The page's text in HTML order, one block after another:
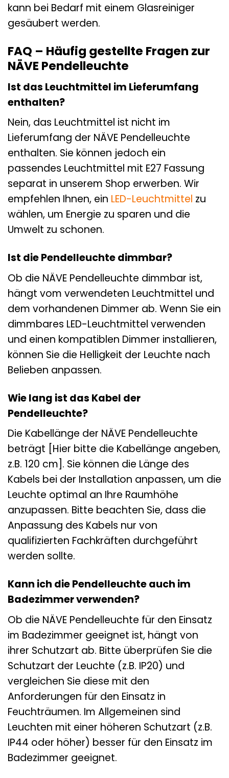
kann bei Bedarf mit einem Glasreiniger
gesäubert werden.
FAQ – Häufig gestellte Fragen zur
NÄVE Pendelleuchte
Ist das Leuchtmittel im Lieferumfang
enthalten?
Nein, das Leuchtmittel ist nicht im
Lieferumfang der NÄVE Pendelleuchte
enthalten. Sie können jedoch ein
passendes Leuchtmittel mit E27 Fassung
separat in unserem Shop erwerben. Wir
empfehlen Ihnen, ein LED-Leuchtmittel zu
wählen, um Energie zu sparen und die
Umwelt zu schonen.
Ist die Pendelleuchte dimmbar?
Ob die NÄVE Pendelleuchte dimmbar ist,
hängt vom verwendeten Leuchtmittel und
dem vorhandenen Dimmer ab. Wenn Sie ein
dimmbares LED-Leuchtmittel verwenden
und einen kompatiblen Dimmer installieren,
können Sie die Helligkeit der Leuchte nach
Belieben anpassen.
Wie lang ist das Kabel der
Pendelleuchte?
Die Kabellänge der NÄVE Pendelleuchte
beträgt [Hier bitte die Kabellänge angeben,
z.B. 120 cm]. Sie können die Länge des
Kabels bei der Installation anpassen, um die
Leuchte optimal an Ihre Raumhöhe
anzupassen. Bitte beachten Sie, dass die
Anpassung des Kabels nur von
qualifizierten Fachkräften durchgeführt
werden sollte.
Kann ich die Pendelleuchte auch im
Badezimmer verwenden?
Ob die NÄVE Pendelleuchte für den Einsatz
im Badezimmer geeignet ist, hängt von
ihrer Schutzart ab. Bitte überprüfen Sie die
Schutzart der Leuchte (z.B. IP20) und
vergleichen Sie diese mit den
Anforderungen für den Einsatz in
Feuchträumen. Im Allgemeinen sind
Leuchten mit einer höheren Schutzart (z.B.
IP44 oder höher) besser für den Einsatz im
Badezimmer geeignet.